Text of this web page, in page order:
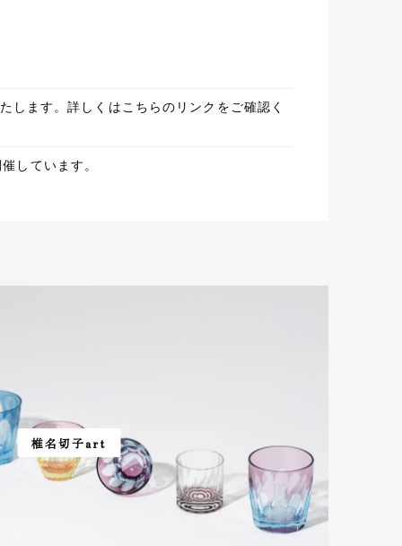
します。詳しくはこちらのリンクをご確認く
しています。
椎名切子art